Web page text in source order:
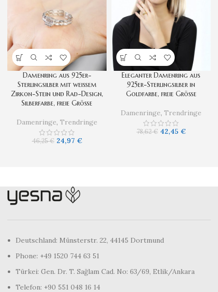
Damenring aus 925er-
Sterlingsilber mit weißem
Zirkon-Stein und Rad-Design,
Silberfarbe, freie Größe
Damenringe, Trendringe
46,25€ 24,97 €
Eleganter Damenring aus
925er-Sterlingsilber in
Goldfarbe, freie Größe
Damenringe, Trendringe
78,62€ 42,45 €
Deutschland: Münsterstr. 22, 44145 Dortmund
Phone: +49 1520 744 63 51
Türkei: Gen. Dr. T. Sağlam Cad. No: 63/69, Etlik/Ankara
Telefon: +90 551 048 16 14